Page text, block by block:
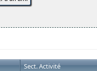
Sect. Activité